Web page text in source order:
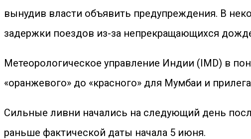
вынудив власти объявить предупреждения. В
задержки поездов из-за непрекращающихся
Метеорологическое управление Индии (IMD) в
«оранжевого» до «красного» для Мумбаи и
Сильные ливни начались на следующий день
раньше фактической даты начала 5 июня.